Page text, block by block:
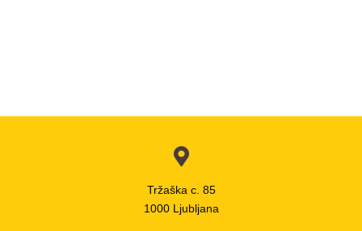
Tržaška c. 85
1000 Ljubljana